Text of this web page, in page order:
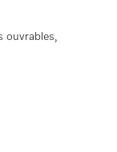
ouvrables,